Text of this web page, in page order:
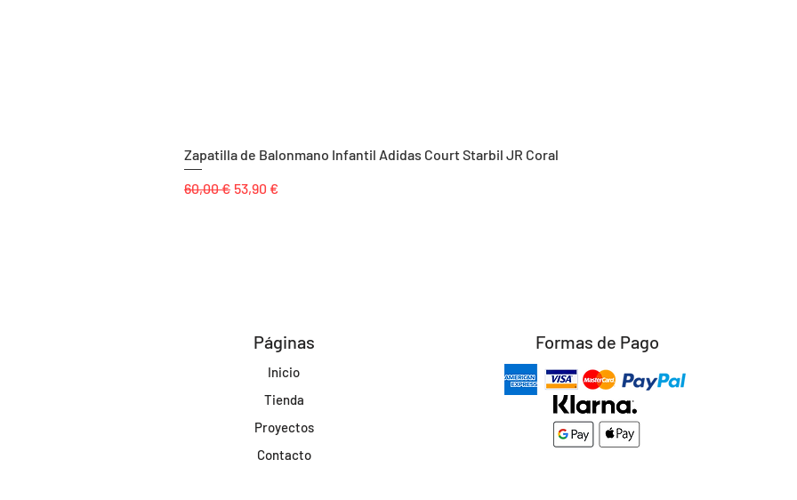
Zapatilla de Balonmano Infantil Adidas Court Starbil JR Coral
Precio
60,00 € Precio de oferta
53,90 €
Páginas
Inicio
Tienda
Proyectos
Contacto
Formas de Pago